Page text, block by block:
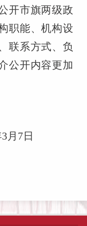
开市旗两级政
职能、机构设
联系方式、负
公开内容更加
3 月 7 日